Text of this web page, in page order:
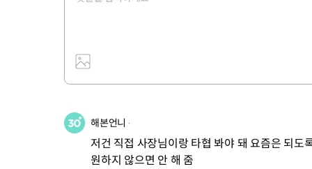
해본언니
저건 직접 사장님이랑 타협 봐야 돼 요즘은 되도
원하지 않으면 안 해 줌